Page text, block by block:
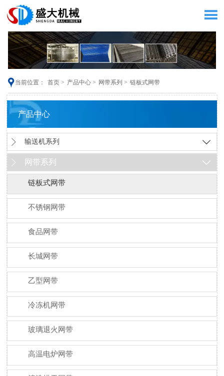

当前位置： 首页 > 产品中心 > 网带系列 > 链板式网带
产品中心
 输送机系列 
 网带系列 
链板式网带
不锈钢网带
食品网带
长城网带
乙型网带
冷冻机网带
玻璃退火网带
高温电炉网带